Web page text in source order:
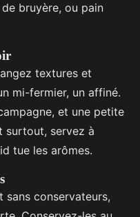
bruyère, ou pain
textures et
mi-fermier, un affiné.
et une petite
surtout, servez à
tue les arômes.
sans conservateurs,